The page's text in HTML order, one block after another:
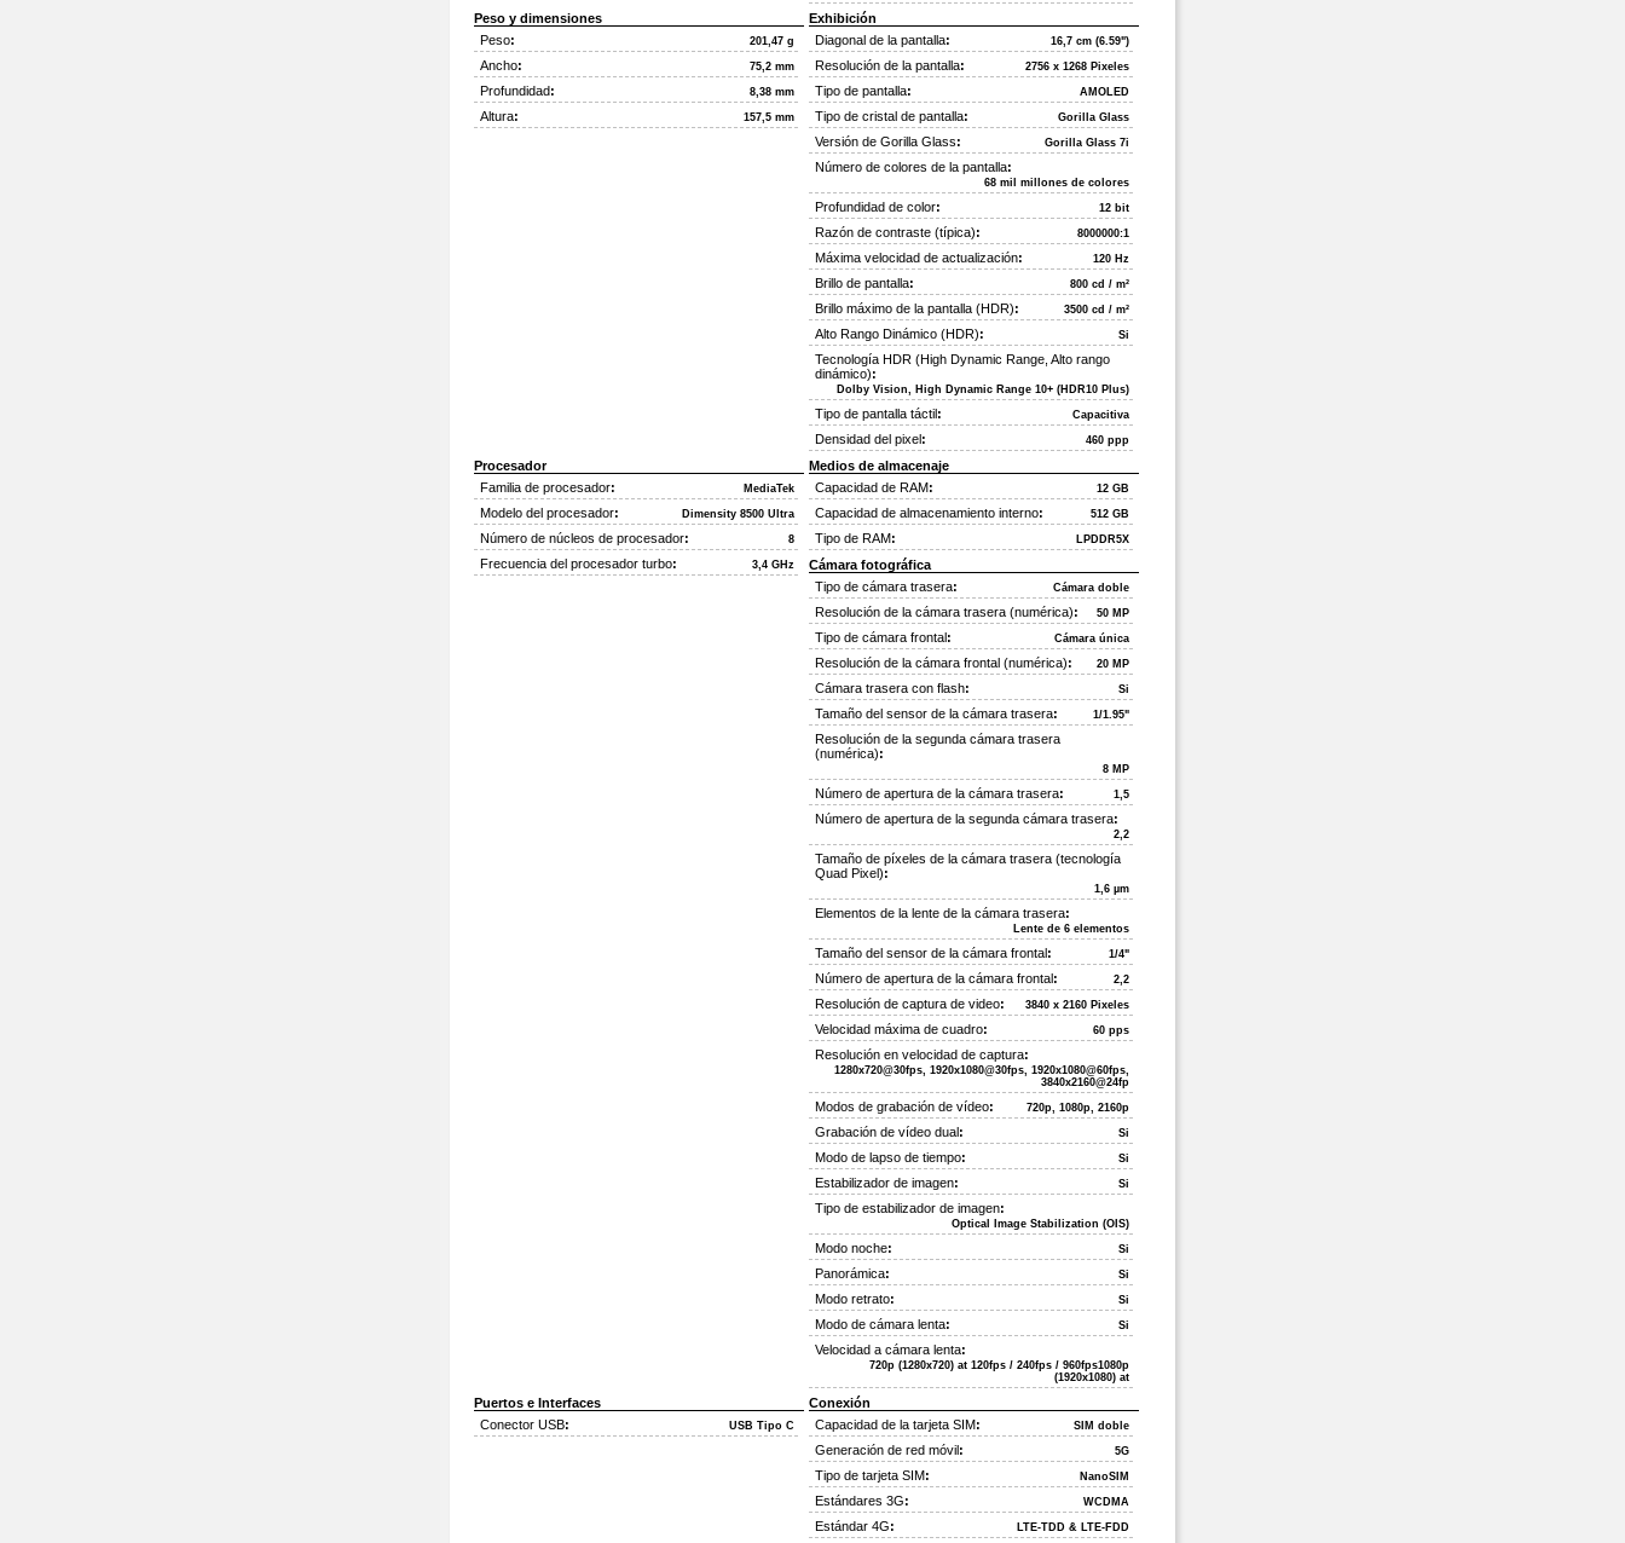
Peso y dimensiones
Peso: 201,47 g
Ancho: 75,2 mm
Profundidad: 8,38 mm
Altura: 157,5 mm
Exhibición
Diagonal de la pantalla: 16,7 cm (6.59")
Resolución de la pantalla: 2756 x 1268 Pixeles
Tipo de pantalla: AMOLED
Tipo de cristal de pantalla: Gorilla Glass
Versión de Gorilla Glass: Gorilla Glass 7i
Número de colores de la pantalla:
68 mil millones de colores
Profundidad de color: 12 bit
Razón de contraste (típica): 8000000:1
Máxima velocidad de actualización: 120 Hz
Brillo de pantalla: 800 cd / m²
Brillo máximo de la pantalla (HDR): 3500 cd / m²
Alto Rango Dinámico (HDR): Si
Tecnología HDR (High Dynamic Range, Alto rango
dinámico):
Dolby Vision, High Dynamic Range 10+ (HDR10 Plus)
Tipo de pantalla táctil: Capacitiva
Densidad del pixel: 460 ppp
Procesador
Familia de procesador: MediaTek
Modelo del procesador: Dimensity 8500 Ultra
Número de núcleos de procesador: 8
Frecuencia del procesador turbo: 3,4 GHz
Medios de almacenaje
Capacidad de RAM: 12 GB
Capacidad de almacenamiento interno: 512 GB
Tipo de RAM: LPDDR5X
Cámara fotográfica
Tipo de cámara trasera: Cámara doble
Resolución de la cámara trasera (numérica): 50 MP
Tipo de cámara frontal: Cámara única
Resolución de la cámara frontal (numérica): 20 MP
Cámara trasera con flash: Si
Tamaño del sensor de la cámara trasera: 1/1.95"
Resolución de la segunda cámara trasera
(numérica):
8 MP
Número de apertura de la cámara trasera: 1,5
Número de apertura de la segunda cámara trasera:
2,2
Tamaño de píxeles de la cámara trasera (tecnología
Quad Pixel):
1,6 µm
Elementos de la lente de la cámara trasera:
Lente de 6 elementos
Tamaño del sensor de la cámara frontal: 1/4"
Número de apertura de la cámara frontal: 2,2
Resolución de captura de video: 3840 x 2160 Pixeles
Velocidad máxima de cuadro: 60 pps
Resolución en velocidad de captura:
1280x720@30fps, 1920x1080@30fps, 1920x1080@60fps,
3840x2160@24fp
Modos de grabación de vídeo: 720p, 1080p, 2160p
Grabación de vídeo dual: Si
Modo de lapso de tiempo: Si
Estabilizador de imagen: Si
Tipo de estabilizador de imagen:
Optical Image Stabilization (OIS)
Modo noche: Si
Panorámica: Si
Modo retrato: Si
Modo de cámara lenta: Si
Velocidad a cámara lenta:
720p (1280x720) at 120fps / 240fps / 960fps1080p
(1920x1080) at
Puertos e Interfaces
Conector USB: USB Tipo C
Conexión
Capacidad de la tarjeta SIM: SIM doble
Generación de red móvil: 5G
Tipo de tarjeta SIM: NanoSIM
Estándares 3G: WCDMA
Estándar 4G: LTE-TDD & LTE-FDD